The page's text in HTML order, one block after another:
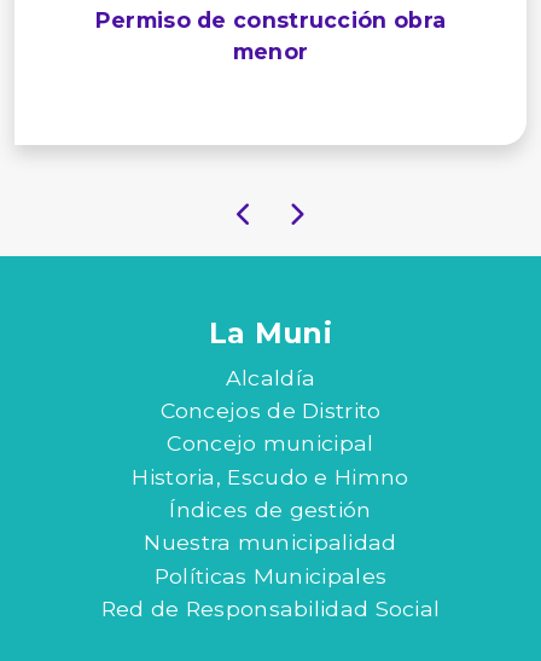
Permiso de construcción obra
menor
La Muni
Alcaldía
Concejos de Distrito
Concejo municipal
Historia, Escudo e Himno
Índices de gestión
Nuestra municipalidad
Políticas Municipales
Red de Responsabilidad Social